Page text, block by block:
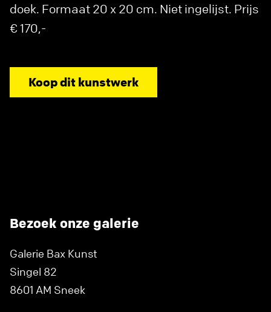
doek. Formaat 20 x 20 cm. Niet ingelijst. Prijs
€ 170,-
Koop dit kunstwerk
Bezoek onze galerie
Galerie Bax Kunst
Singel 82
8601 AM Sneek